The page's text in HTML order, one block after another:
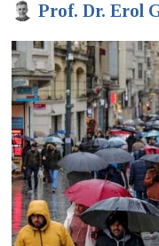
Prof. Dr. Erol